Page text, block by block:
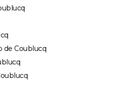
Coublucq